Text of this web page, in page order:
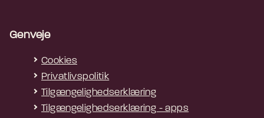
Genveje
Cookies
Privatlivspolitik
Tilgængelighedserklæring
Tilgængelighedserklæring - apps